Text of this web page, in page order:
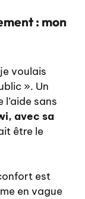
: mon
voulais
». Un
sans
avec sa
être le
est
en vague